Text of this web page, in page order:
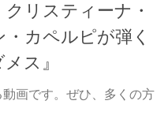
リスティーナ・
カペルピが弾く
ス』
画です。ぜひ、多くの方